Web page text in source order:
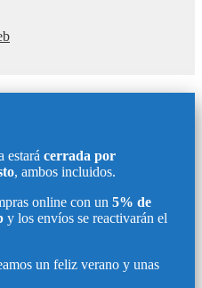
estará cerrada por
, ambos incluidos.
online con un 5% de
y los envíos se reactivarán el
un feliz verano y unas